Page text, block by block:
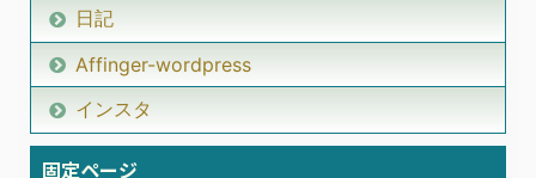
日記
Affinger-wordpress
インスタ
固定ページ